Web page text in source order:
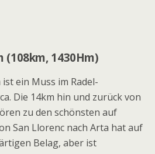
(108km, 1430Hm)
ein Muss im Radel-
Die 14km hin und zurück von
zu den schönsten auf
San Llorenc nach Arta hat auf
Belag, aber ist